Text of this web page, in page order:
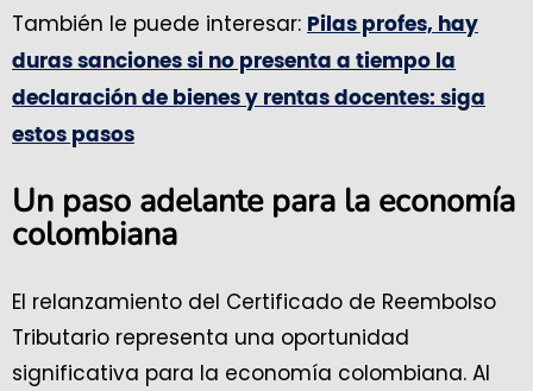
También le puede interesar: Pilas profes, hay
duras sanciones si no presenta a tiempo la
declaración de bienes y rentas docentes: siga
estos pasos
Un paso adelante para la economía
colombiana
El relanzamiento del Certificado de Reembolso
Tributario representa una oportunidad
significativa para la economía colombiana. Al